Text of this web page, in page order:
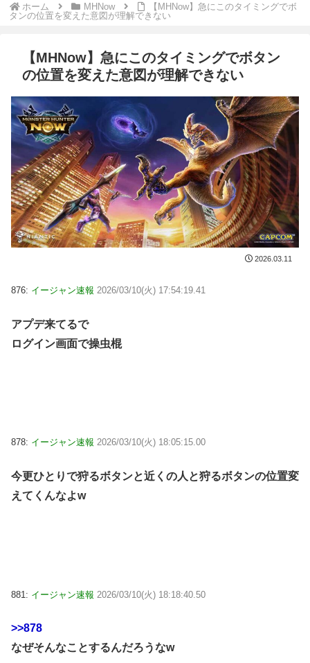
ホーム MHNow
【MHNow】急にこのタイミングでボ
タンの位置を変えた意図が理解できない
【MHNow】急にこのタイミングでボタン
の位置を変えた意図が理解できない
2026.03.11
876: イージャン速報 2026/03/10(火) 17:54:19.41
アプデ来てるで
ログイン画面で操虫棍
878: イージャン速報 2026/03/10(火) 18:05:15.00
今更ひとりで狩るボタンと近くの人と狩るボタンの位置変
えてくんなよw
881: イージャン速報 2026/03/10(火) 18:18:40.50
>>878
なぜそんなことするんだろうなw